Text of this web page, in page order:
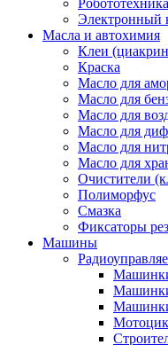
Робототехника
Электронный
Масла и автохимия
Клеи
Краска
Масло для
Масло для
Масло для
Масло для
Масло для
Масло для
Очистители
Полиморфус
Смазка
Фиксаторы
Машины